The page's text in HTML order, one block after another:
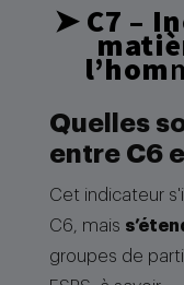
➤C7 –
l’hom
Quelles
entre C6
Cet indicateur
C6, mais
groupes de